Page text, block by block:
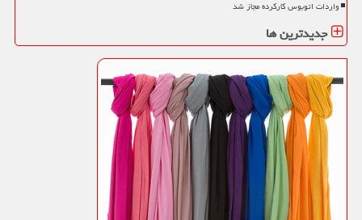
واردات اتوبوس کارکرده مجاز شد
جدیدترین ها